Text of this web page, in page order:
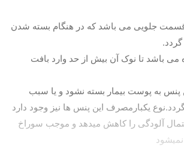
قسمت جلویی می باشد که در هنگام بسته شدن
باشد تا نوک آن بیش از حد وارد بافت
پنس به پوست بیمار بسته نشود و یا سبب
یکبارمصرف این پنس ها نیز وجود دارد
آلودگی را کاهش میدهد و موجب سوراخ